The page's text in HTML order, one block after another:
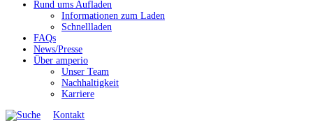
Rund ums Aufladen
Informationen zum Laden
Schnellladen
FAQs
News/Presse
Über amperio
Unser Team
Nachhaltigkeit
Karriere
Kontakt